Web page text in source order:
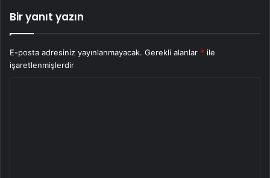
Bir yanıt yazın
E-posta adresiniz yayınlanmayacak. Gerekli alanlar * ile
işaretlenmişlerdir